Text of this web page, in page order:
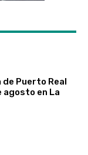
Puerto Real
agosto en La